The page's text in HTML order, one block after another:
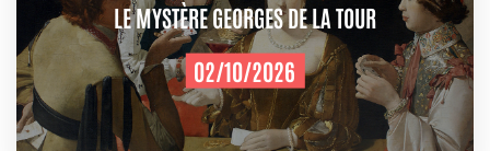
LE MYSTÈRE GEORGES DE LA TOUR
02/10/2026